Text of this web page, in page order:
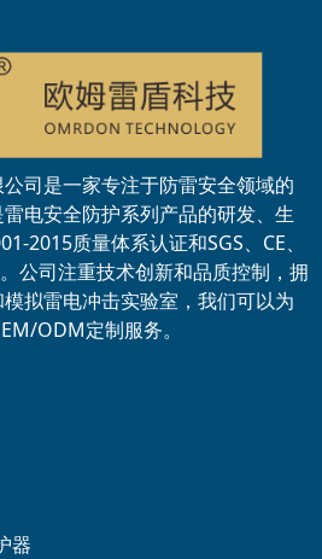
司是一家专注于防雷安全领域的
电安全防护系列产品的研发、生
2015质量体系认证和SGS、CE、
公司注重技术创新和品质控制，拥
拟雷电冲击实验室，我们可以为
ODM定制服务。
器